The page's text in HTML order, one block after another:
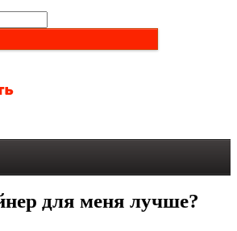
для меня лучше?